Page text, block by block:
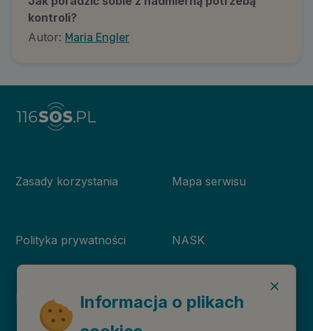
kontroli?
Autor: Maria Engler
Zasady korzystania
Polityka prywatności
Deklaracja dostępności
Mapa serwisu
NASK
Niebieska Linia
Informacja o plikach